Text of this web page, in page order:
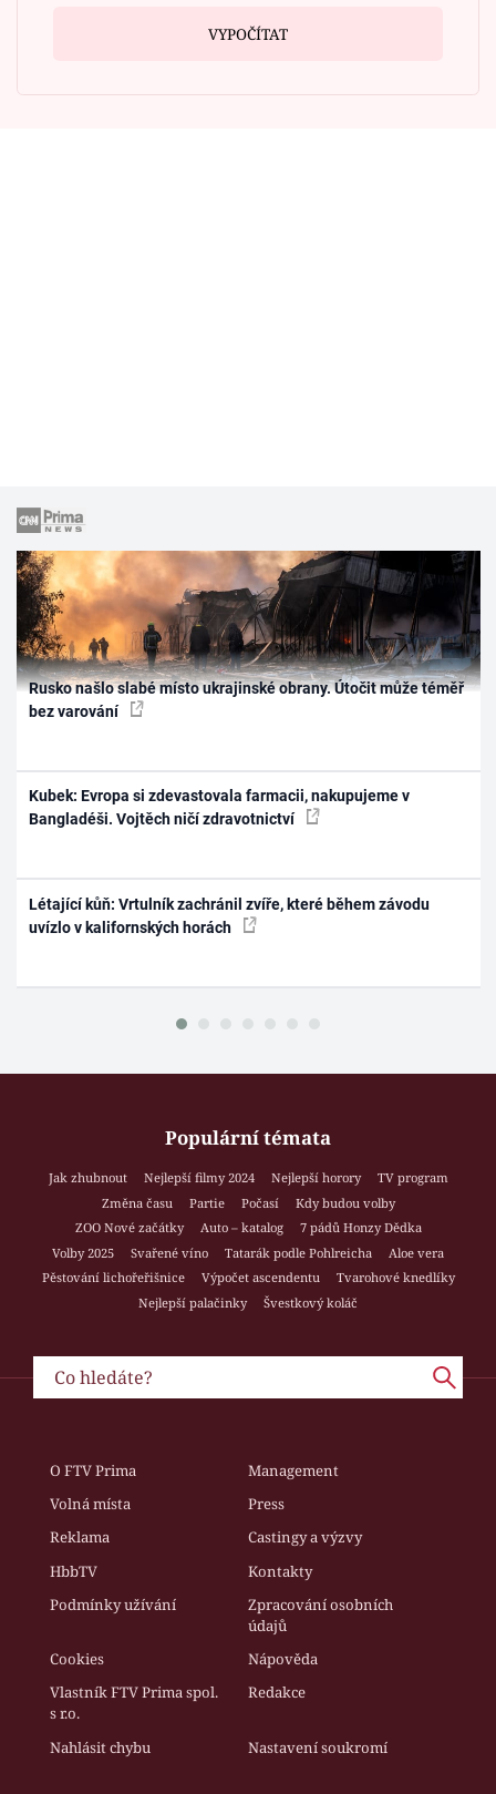
VYPOČÍTAT
Rusko našlo slabé místo ukrajinské obrany. Útočit může téměř
bez varování
Kubek: Evropa si zdevastovala farmacii, nakupujeme v
Bangladéši. Vojtěch ničí zdravotnictví
Létající kůň: Vrtulník zachránil zvíře, které během závodu
uvízlo v kalifornských horách
Populární témata
Jak zhubnout Nejlepší filmy 2024 Nejlepší horory
TV program
Změna času
Partie Počasí
Kdy budou volby
ZOO Nové začátky
Auto – katalog
7 pádů Honzy Dědka
Volby 2025
Svařené víno Tatarák podle Pohlreicha
Aloe vera
Pěstování lichořeřišnice
Výpočet ascendentu
Tvarohové knedlíky
Nejlepší palačinky
Švestkový koláč
O FTV Prima
Management
Volná místa
Press
Reklama
Castingy a výzvy
HbbTV
Kontakty
Podmínky užívání
Zpracování osobních
údajů
Cookies
Nápověda
Vlastník FTV Prima spol.
s r.o.
Redakce
Nahlásit chybu Nastavení soukromí